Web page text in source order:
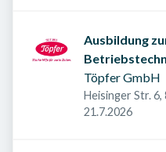
Ausbildung
Töpfer GmbH
Heisinger Str.
Deutschland
Veröffentlicht am
21.7.2026